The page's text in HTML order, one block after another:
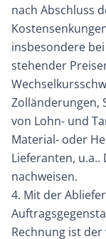
nach Abschluss
insbesondere
stehender
Zolländerungen,
von Lohn- und
Material- oder
Lieferanten, u.a..
nachweisen.
4. Mit der
Rechnung ist